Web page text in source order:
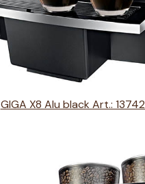
GIGA X8 Alu black Art.: 13742